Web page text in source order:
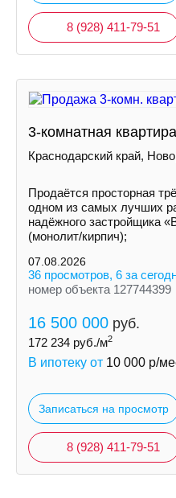
8 (928) 411-79-51
3-комнатная
Краснодарский край,
Продаётся просторная
одном из самых лучших
надёжного застройщика
(монолит/кирпич);
07.08.2026
36 просмотров, 6 за
номер объекта 127744399
16 500 000 руб.
172 234 руб./м2
В ипотеку от 10 000 р/
Записаться на просмотр
8 (928) 411-79-51